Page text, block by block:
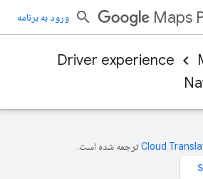
Maps ورود به برنامه
Driver experience
ترجمه شده است.